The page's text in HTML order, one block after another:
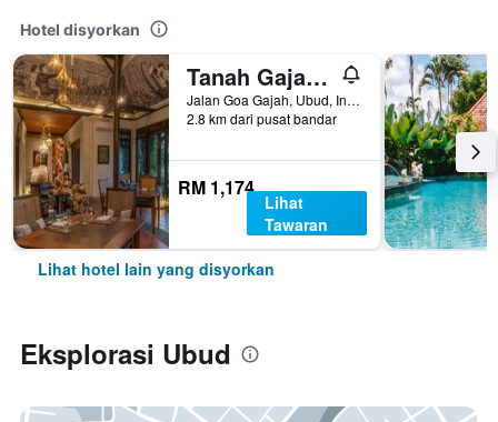
Hotel disyorkan
Tanah Gajah, a Resort by Hadiprana
Jalan Goa Gajah, Ubud, Indonesia
2.8 km dari pusat bandar
RM 1,174
Lihat
Tawaran
Lihat hotel lain yang disyorkan
Eksplorasi Ubud